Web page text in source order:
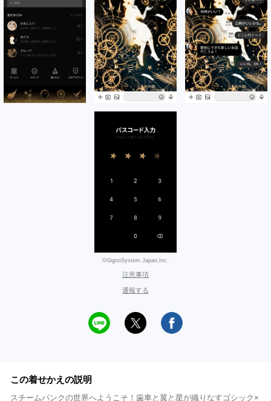
©GignoSystem Japan,Inc.
注意事項
通報する
この着せかえの説明
スチームパンクの世界へようこそ！歯車と翼と星が織りなすゴシック×